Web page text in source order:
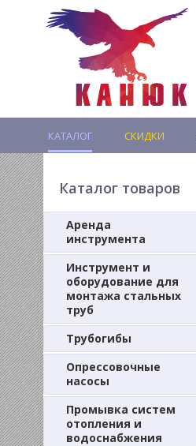
КАТАЛОГ СКИДКИ
Каталог товаров
Аренда
инструмента
Инструмент и
оборудование для
монтажа стальных
труб
Трубогибы
Опрессовочные
насосы
Промывка систем
отопления и
водоснабжения